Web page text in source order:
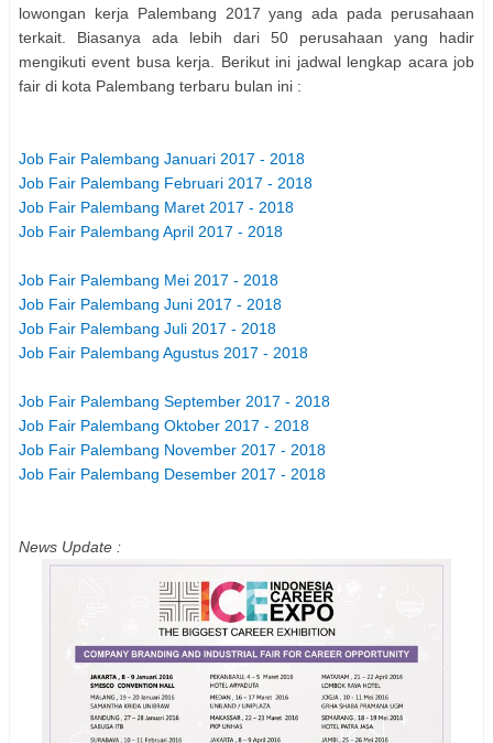
lowongan kerja Palembang 2017 yang ada pada perusahaan
terkait. Biasanya ada lebih dari 50 perusahaan yang hadir
mengikuti event busa kerja. Berikut ini jadwal lengkap acara job
fair di kota Palembang terbaru bulan ini :
Job Fair Palembang Januari 2017 - 2018
Job Fair Palembang Februari 2017 - 2018
Job Fair Palembang Maret 2017 - 2018
Job Fair Palembang April 2017 - 2018
Job Fair Palembang Mei 2017 - 2018
Job Fair Palembang Juni 2017 - 2018
Job Fair Palembang Juli 2017 - 2018
Job Fair Palembang Agustus 2017 - 2018
Job Fair Palembang September 2017 - 2018
Job Fair Palembang Oktober 2017 - 2018
Job Fair Palembang November 2017 - 2018
Job Fair Palembang Desember 2017 - 2018
News Update :